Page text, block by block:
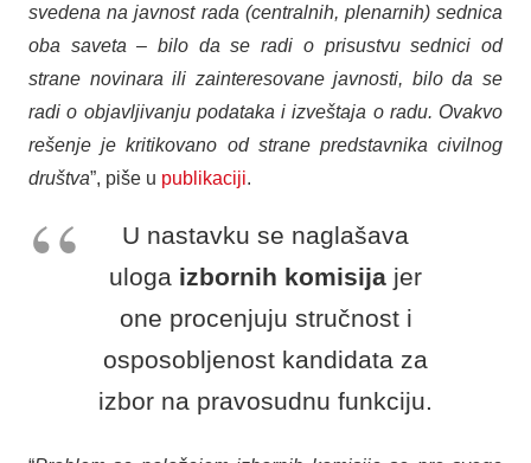
svedena na javnost rada (centralnih, plenarnih) sednica
oba saveta – bilo da se radi o prisustvu sednici od
strane novinara ili zainteresovane javnosti, bilo da se
radi o objavljivanju podataka i izveštaja o radu. Ovakvo
rešenje je kritikovano od strane predstavnika civilnog
društva”, piše u publikaciji.
U nastavku se naglašava
uloga izbornih komisija jer
one procenjuju stručnost i
osposobljenost kandidata za
izbor na pravosudnu funkciju.